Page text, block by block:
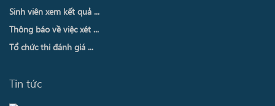
Sinh viên xem kết quả ...
Thông báo về việc xét ...
Tổ chức thi đánh giá ...
Tin tức